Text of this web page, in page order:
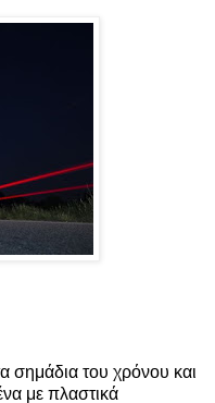
σημάδια του χρόνου και
με πλαστικά